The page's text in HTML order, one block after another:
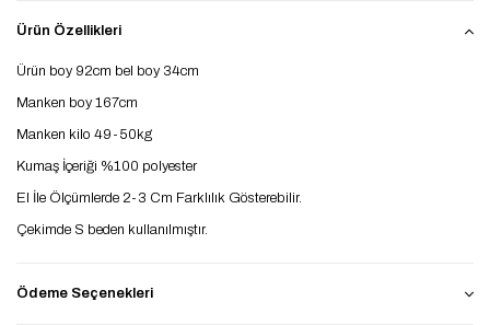
Ürün Özellikleri
Ürün boy 92cm bel boy 34cm
Manken boy 167cm
Manken kilo 49-50kg
Kumaş İçeriği %100 polyester
El İle Ölçümlerde 2-3 Cm Farklılık Gösterebilir.
Çekimde S beden kullanılmıştır.
Ödeme Seçenekleri